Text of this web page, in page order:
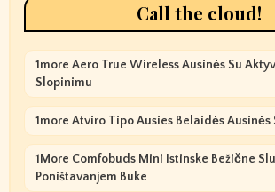
Call the cloud!
1more Aero True Wireless Ausinės Su
Slopinimu
1more Atviro Tipo Ausies Belaidės Ausinės
1More Comfobuds Mini Istinske Bežične
Poništavanjem Buke